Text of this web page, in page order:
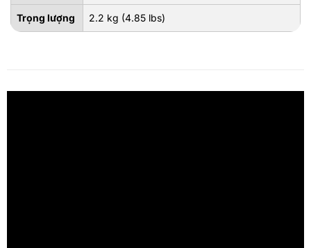
Trọng lượng 2.2 kg (4.85 lbs)